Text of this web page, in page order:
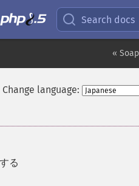
Search docs
«
Change language:
る